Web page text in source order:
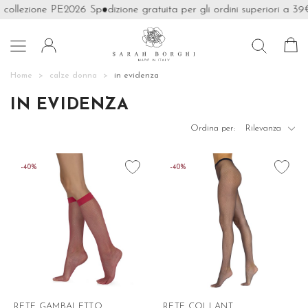
PE2026 Spedizione gratuita per gli ordini superiori a 39€

Home calze donna in evidenza
IN EVIDENZA
Ordina per: Rilevanza 
favorite_border
-40% favorite_border
-40%